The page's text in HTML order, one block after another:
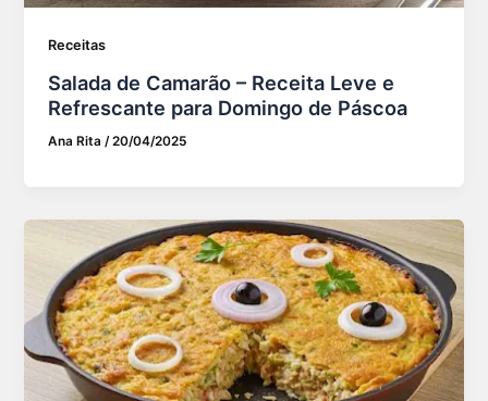
Receitas
Salada de Camarão – Receita Leve e
Refrescante para Domingo de Páscoa
Ana Rita /20/04/2025